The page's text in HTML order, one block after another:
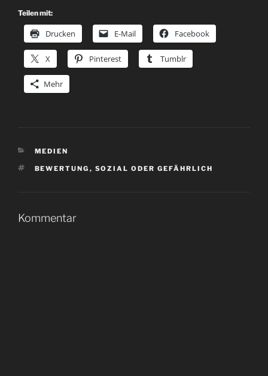
Teilen mit:
Drucken E-Mail Facebook
X Pinterest Tumblr
Mehr
KATEGORIEN
MEDIEN
SCHLAGWÖRTER
BEWERTUNG , SOZIAL ODER GEFÄHRLICH
Kommentar